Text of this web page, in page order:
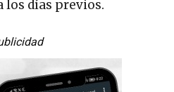
los días previos.